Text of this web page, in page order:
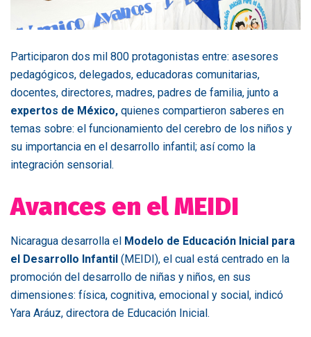
Participaron dos mil 800 protagonistas entre: asesores
pedagógicos, delegados, educadoras comunitarias,
docentes, directores, madres, padres de familia, junto a
expertos de México, quienes compartieron saberes en
temas sobre: el funcionamiento del cerebro de los niños y
su importancia en el desarrollo infantil; así como la
integración sensorial.
Avances en el MEIDI
Nicaragua desarrolla el Modelo de Educación Inicial para
el Desarrollo Infantil (MEIDI), el cual está centrado en la
promoción del desarrollo de niñas y niños, en sus
dimensiones: física, cognitiva, emocional y social, indicó
Yara Aráuz, directora de Educación Inicial.